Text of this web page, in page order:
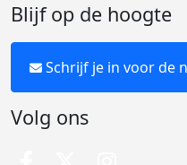
Blijf op de hoogte
Schrijf je in voor de
Volg ons